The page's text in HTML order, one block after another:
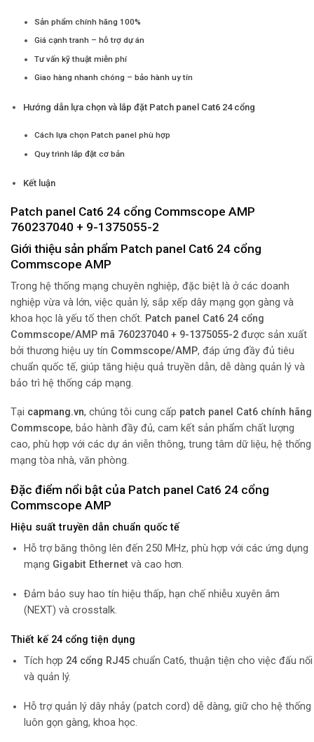
Sản phẩm chính hãng 100%
Giá cạnh tranh – hỗ trợ dự án
Tư vấn kỹ thuật miễn phí
Giao hàng nhanh chóng – bảo hành uy tín
Hướng dẫn lựa chọn và lắp đặt Patch panel Cat6 24 cổng
Cách lựa chọn Patch panel phù hợp
Quy trình lắp đặt cơ bản
Kết luận
Patch panel Cat6 24 cổng Commscope AMP
760237040 + 9-1375055-2
Giới thiệu sản phẩm Patch panel Cat6 24 cổng
Commscope AMP
Trong hệ thống mạng chuyên nghiệp, đặc biệt là ở các doanh
nghiệp vừa và lớn, việc quản lý, sắp xếp dây mạng gọn gàng và
khoa học là yếu tố then chốt. Patch panel Cat6 24 cổng
Commscope/AMP mã 760237040 + 9-1375055-2 được sản xuất
bởi thương hiệu uy tín Commscope/AMP, đáp ứng đầy đủ tiêu
chuẩn quốc tế, giúp tăng hiệu quả truyền dẫn, dễ dàng quản lý và
bảo trì hệ thống cáp mạng.
Tại capmang.vn, chúng tôi cung cấp patch panel Cat6 chính hãng
Commscope, bảo hành đầy đủ, cam kết sản phẩm chất lượng
cao, phù hợp với các dự án viễn thông, trung tâm dữ liệu, hệ thống
mạng tòa nhà, văn phòng.
Đặc điểm nổi bật của Patch panel Cat6 24 cổng
Commscope AMP
Hiệu suất truyền dẫn chuẩn quốc tế
Hỗ trợ băng thông lên đến 250 MHz, phù hợp với các ứng dụng
mạng Gigabit Ethernet và cao hơn.
Đảm bảo suy hao tín hiệu thấp, hạn chế nhiễu xuyên âm
(NEXT) và crosstalk.
Thiết kế 24 cổng tiện dụng
Tích hợp 24 cổng RJ45chuẩn Cat6, thuận tiện cho việc đấu nối
và quản lý.
Hỗ trợ quản lý dây nhảy (patch cord) dễ dàng, giữ cho hệ thống
luôn gọn gàng, khoa học.